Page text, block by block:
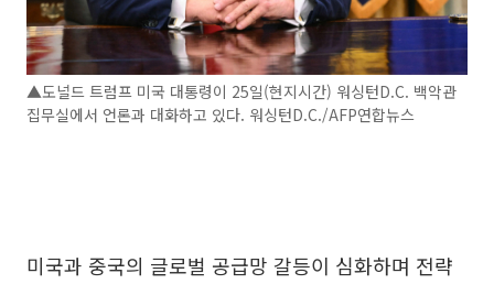
▲도널드 트럼프 미국 대통령이 25일(현지시간) 워싱턴D.C. 백악관
집무실에서 언론과 대화하고 있다. 워싱턴D.C./AFP연합뉴스
미국과 중국의 글로벌 공급망 갈등이 심화하며 전략